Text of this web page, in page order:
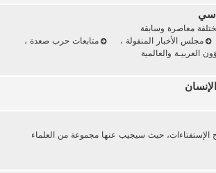
معاصرة وسابقة
مجلس الأخبار المنقولة ، متابعات حرب صعدة ،
العربيـة والعالمية
حيث سيجيب عنها مجموعة من العلماء